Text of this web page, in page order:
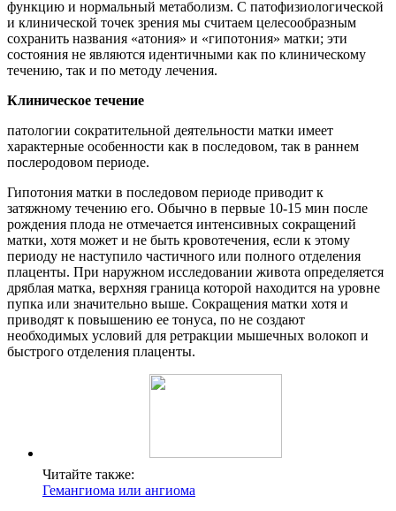
функцию и нормальный метаболизм. С патофизиологической
и клинической точек зрения мы считаем целесообразным
сохранить названия «атония» и «гипотония» матки; эти
состояния не являются идентичными как по клиническому
течению, так и по методу лечения.
Клиническое течение
патологии сократительной деятельности матки имеет
характерные особенности как в последовом, так в раннем
послеродовом периоде.
Гипотония матки в последовом периоде приводит к
затяжному течению его. Обычно в первые 10-15 мин после
рождения плода не отмечается интенсивных сокращений
матки, хотя может и не быть кровотечения, если к этому
периоду не наступило частичного или полного отделения
плаценты. При наружном исследовании живота определяется
дряблая матка, верхняя граница которой находится на уровне
пупка или значительно выше. Сокращения матки хотя и
приводят к повышению ее тонуса, по не создают
необходимых условий для ретракции мышечных волокоп и
быстрого отделения плаценты.
Читайте также:
Гемангиома или ангиома